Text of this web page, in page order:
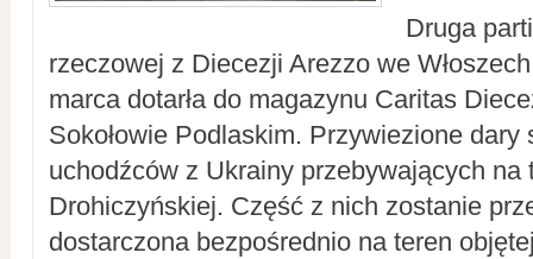
Druga
rzeczowej z Diecezji Arezzo we
marca dotarła do magazynu Caritas
Sokołowie Podlaskim. Przywiezione dary
uchodźców z Ukrainy przebywających na
Drohiczyńskiej. Część z nich zostanie
dostarczona bezpośrednio na teren